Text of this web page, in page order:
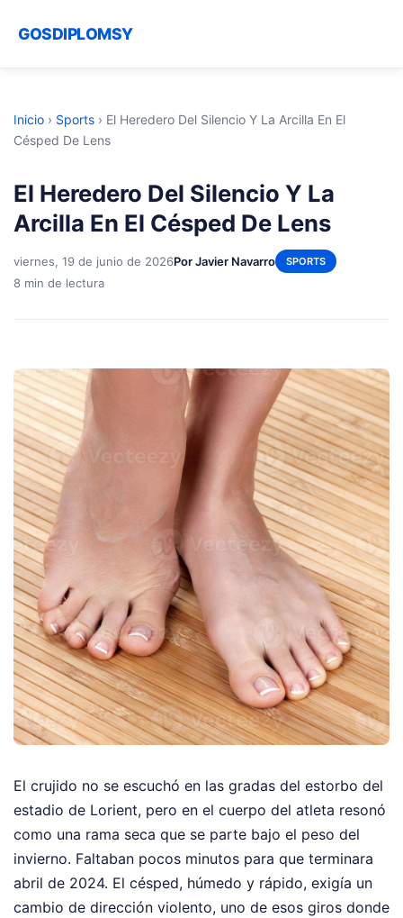
GOSDIPLOMSY
Inicio › Sports › El Heredero Del Silencio Y La Arcilla En El
Césped De Lens
El Heredero Del Silencio Y La
Arcilla En El Césped De Lens
viernes, 19 de junio de 2026Por Javier Navarro SPORTS
8 min de lectura
El crujido no se escuchó en las gradas del estorbo del
estadio de Lorient, pero en el cuerpo del atleta resonó
como una rama seca que se parte bajo el peso del
invierno. Faltaban pocos minutos para que terminara
abril de 2024. El césped, húmedo y rápido, exigía un
cambio de dirección violento, uno de esos giros donde